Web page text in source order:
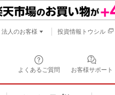
よくあるご質問 お客様サポート
法人のお客様 投資情報トウシル